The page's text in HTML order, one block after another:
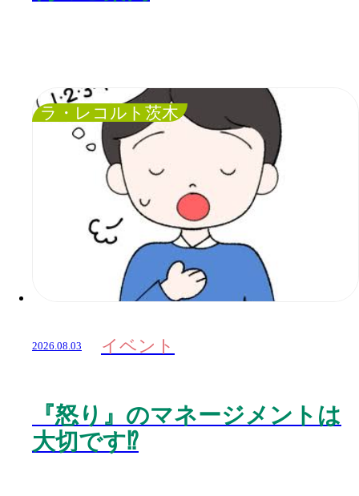
ラ・レコルト茨木
2026.08.03 イベント
『怒り』のマネージメントは
大切です⁉️